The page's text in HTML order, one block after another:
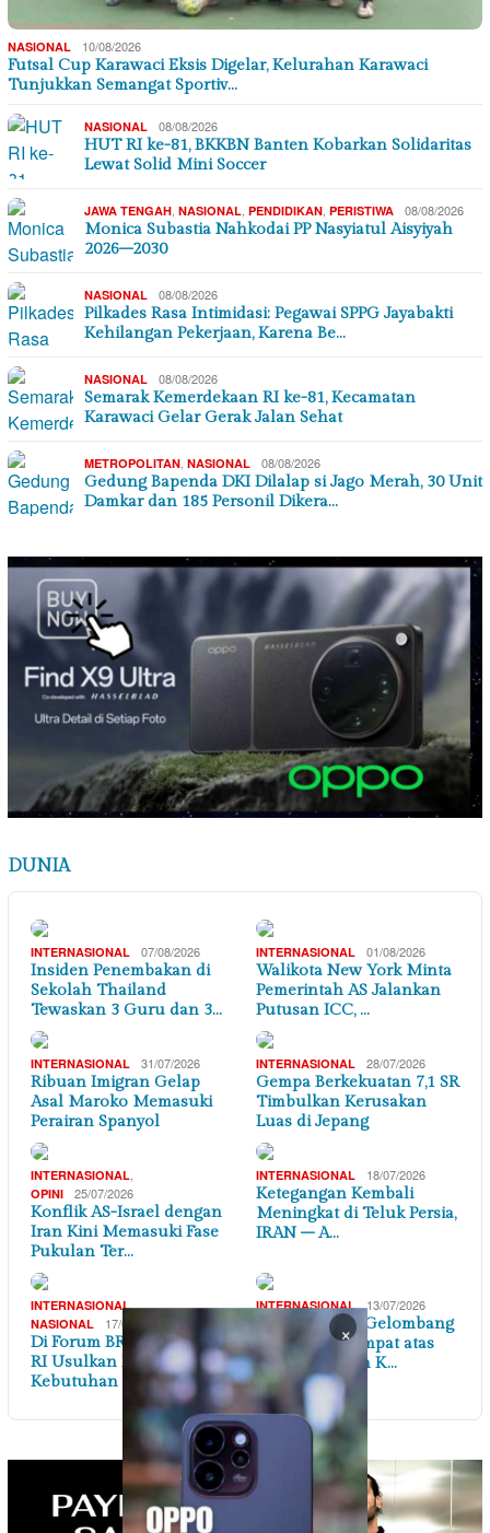
NASIONAL 10/08/2026
Futsal Cup Karawaci Eksis Digelar, Kelurahan Karawaci
Tunjukkan Semangat Sportiv…
NASIONAL 08/08/2026
HUT RI ke-81, BKKBN Banten Kobarkan Solidaritas
Lewat Solid Mini Soccer
JAWA TENGAH NASIONAL PENDIDIKAN PERISTIWA 08/08/2026
Monica Subastia Nahkodai PP Nasyiatul Aisyiyah
2026–2030
NASIONAL 08/08/2026
Pilkades Rasa Intimidasi: Pegawai SPPG Jayabakti
Kehilangan Pekerjaan, Karena Be…
NASIONAL 08/08/2026
Semarak Kemerdekaan RI ke-81, Kecamatan
Karawaci Gelar Gerak Jalan Sehat
METROPOLITAN NASIONAL 08/08/2026
Gedung Bapenda DKI Dilalap si Jago Merah, 30 Unit
Damkar dan 185 Personil Dikera…
DUNIA
INTERNASIONAL 07/08/2026
Insiden Penembakan di
Sekolah Thailand
Tewaskan 3 Guru dan 3…
INTERNASIONAL 01/08/2026
Walikota New York Minta
Pemerintah AS Jalankan
Putusan ICC, …
INTERNASIONAL 31/07/2026
Ribuan Imigran Gelap
Asal Maroko Memasuki
Perairan Spanyol
INTERNASIONAL 28/07/2026
Gempa Berkekuatan 7,1 SR
Timbulkan Kerusakan
Luas di Jepang
INTERNASIONAL
OPINI 25/07/2026
Konflik AS-Israel dengan
Iran Kini Memasuki Fase
Pukulan Ter…
INTERNASIONAL 18/07/2026
Ketegangan Kembali
Meningkat di Teluk Persia,
IRAN – A…
INTERNASIONAL,
NASIONAL 17/07/2026
Di Forum BRICS, Menaker
RI Usulkan Petakan
Kebutuhan Keteram…
INTERNASIONAL 13/07/2026
AS Lancarkan Gelombang
Serangan Keempat atas
Iran Merespon K…
×